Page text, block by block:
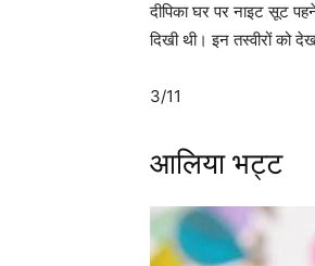
दीपिका घर पर नाइट सूट
दिखी थी। इन तस्वीरों को
3/11
आलिया भट्ट